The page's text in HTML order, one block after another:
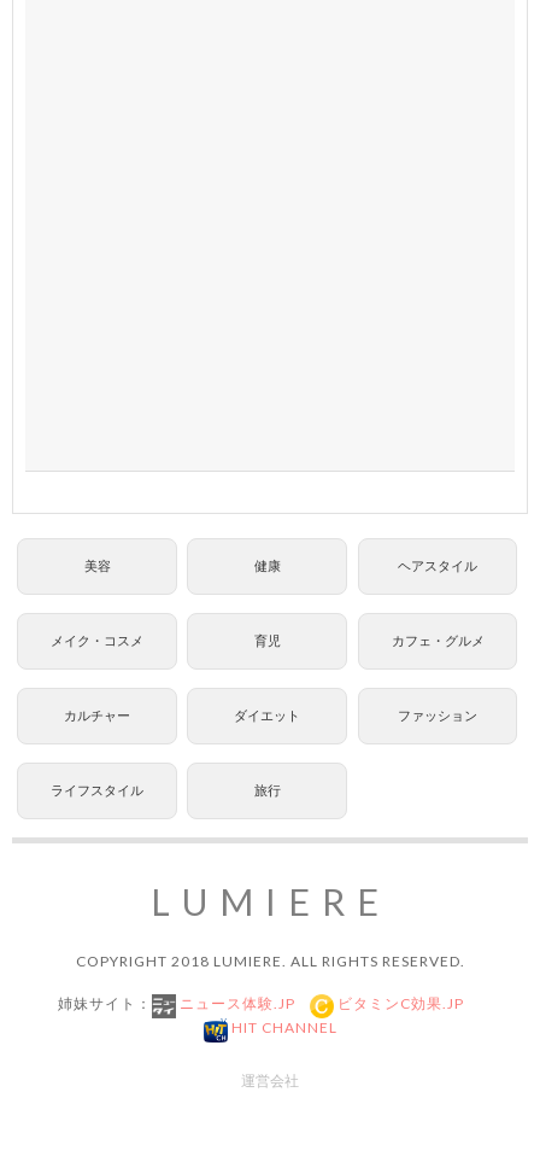
美容 健康 ヘアスタイル
メイク・コスメ 育児 カフェ・グルメ
カルチャー ダイエット ファッション
ライフスタイル 旅行
LUMIERE
COPYRIGHT 2018 LUMIERE. ALL RIGHTS RESERVED.
姉妹サイト： ニュース体験.JP
ビタミンC効果.JP
HIT CHANNEL
運営会社